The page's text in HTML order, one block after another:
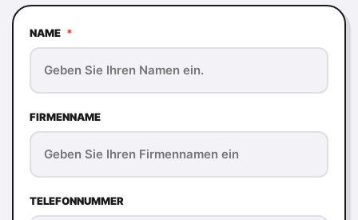
NAME *
FIRMENNAME
TELEFONNUMMER